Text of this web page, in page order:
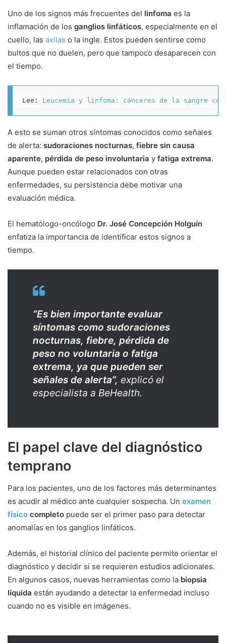
Uno de los signos más frecuentes del linfoma es la
inflamación de los ganglios linfáticos, especialmente en el
cuello, las axilas o la ingle. Estos pueden sentirse como
bultos que no duelen, pero que tampoco desaparecen con
el tiempo.
Lee: Leucemia y linfoma: cánceres de la sangre
A esto se suman otros síntomas conocidos como señales
de alerta: sudoraciones nocturnas, fiebre sin causa
aparente, pérdida de peso involuntaria y fatiga extrema.
Aunque pueden estar relacionados con otras
enfermedades, su persistencia debe motivar una
evaluación médica.
El hematólogo-oncólogo Dr. José Concepción Holguín
enfatiza la importancia de identificar estos signos a
tiempo.
“Es bien importante evaluar
síntomas como sudoraciones
nocturnas, fiebre, pérdida de
peso no voluntaria o fatiga
extrema, ya que pueden ser
señales de alerta”, explicó el
especialista a BeHealth.
El papel clave del diagnóstico
temprano
Para los pacientes, uno de los factores más determinantes
es acudir al médico ante cualquier sospecha. Un examen
físico completo puede ser el primer paso para detectar
anomalías en los ganglios linfáticos.
Además, el historial clínico del paciente permite orientar el
diagnóstico y decidir si se requieren estudios adicionales.
En algunos casos, nuevas herramientas como la biopsia
líquida están ayudando a detectar la enfermedad incluso
cuando no es visible en imágenes.